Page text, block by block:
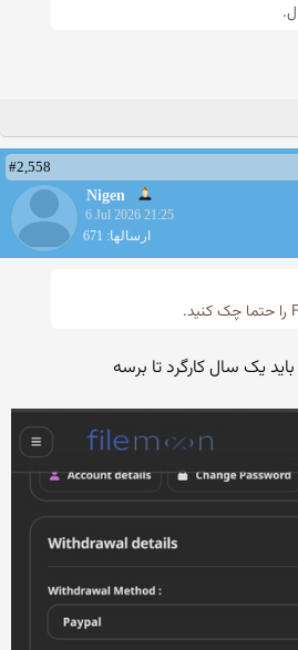
#2,558
Nigen
6 Jul 2026 21:25
ارسالها: 671